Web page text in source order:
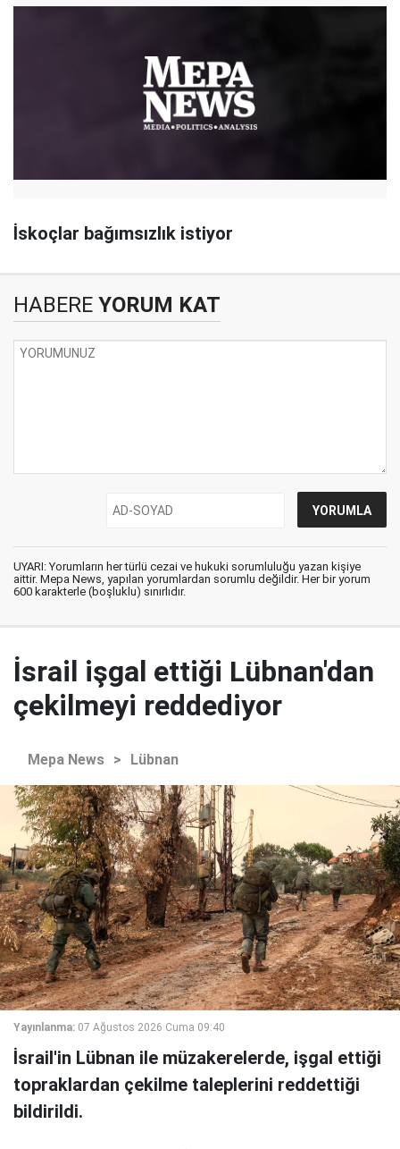
İskoçlar bağımsızlık istiyor
HABERE YORUM KAT
UYARI: Yorumların her türlü cezai ve hukuki sorumluluğu yazan kişiye
aittir. Mepa News, yapılan yorumlardan sorumlu değildir. Her bir yorum
600 karakterle (boşluklu) sınırlıdır.
İsrail işgal ettiği Lübnan'dan
çekilmeyi reddediyor
Mepa News > Lübnan
Yayınlanma: 07 Ağustos 2026 Cuma 09:40
İsrail'in Lübnan ile müzakerelerde, işgal ettiği
topraklardan çekilme taleplerini reddettiği
bildirildi.